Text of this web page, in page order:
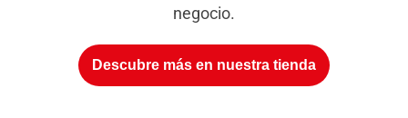
negocio.
Descubre más en nuestra tienda